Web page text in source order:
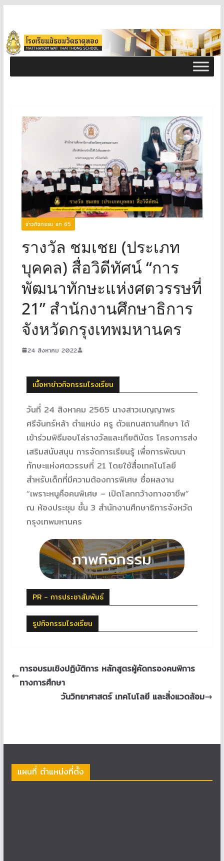
ข่าวกิจกรรม ธท 65
รางวัล ชมเชย (ประเภท
บุคคล) สื่อวิดีทัศน์ “การ
พัฒนาทักษะแห่งศตวรรษที่
21” สำนักงานศึกษาธิการ
จังหวัดกรุงเทพมหานคร
24 สิงหาคม 2022
เนื้อหาข่าวกิจกรรมโรงเรียน
วันที่ 24 สิงหาคม 2565 นางสาวเบญญาพร
ศรีจันทร์หล้า ตำแหน่ง ครู ตัวแทนสถานศึกษา ได้
เข้าร่วมพิธีมอบโล่รางวัลและเกียติบัตร โครงการส่ง
เสริมสนับสนุน การจัดการเรียนรู้ เพื่อการพัฒนา
ทักษะแห่งศตวรรษที่ 21 โดยใช้สื่อเทคโนโลยี
สำหรับเด็กที่มีความต้องการพิเศษ ชื่อผลงาน
“เพราะหนูคือคนพิเศษ – เปิดโลกกว้างทางอาชีพ”
ณ ห้องประชุม ชั้น 3 สำนักงานศึกษาธิการจังหวัด
กรุงเทพมหานคร
PR - การประชาสัมพันธ์
รูปกิจกรรมโรงเรียน
การอบรมเชิงปฏิบัติการ หลักสูตรผู้คัดกรองคนพิการ
ทางการศึกษา
วันวิทยาศาสตร์ เทคโนโลยี และสิ่งแวดล้อม
แผนที่ ตำแหน่งที่ตั้ง